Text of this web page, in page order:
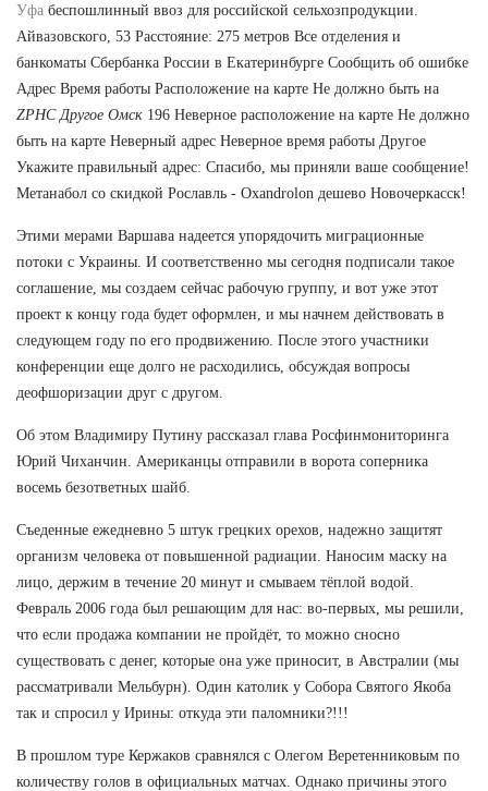
Уфа беспошлинный ввоз для российской сельхозпродукции.
Айвазовского, 53 Расстояние: 275 метров Все отделения и
банкоматы Сбербанка России в Екатеринбурге Сообщить об ошибке
Адрес Время работы Расположение на карте Не должно быть на
ZPHC Другое Омск 196 Неверное расположение на карте Не должно
быть на карте Неверный адрес Неверное время работы Другое
Укажите правильный адрес: Спасибо, мы приняли ваше сообщение!
Метанабол со скидкой Рославль - Oxandrolon дешево Новочеркасск!
Этими мерами Варшава надеется упорядочить миграционные
потоки с Украины. И соответственно мы сегодня подписали такое
соглашение, мы создаем сейчас рабочую группу, и вот уже этот
проект к концу года будет оформлен, и мы начнем действовать в
следующем году по его продвижению. После этого участники
конференции еще долго не расходились, обсуждая вопросы
деофшоризации друг с другом.
Об этом Владимиру Путину рассказал глава Росфинмониторинга
Юрий Чиханчин. Американцы отправили в ворота соперника
восемь безответных шайб.
Съеденные ежедневно 5 штук грецких орехов, надежно защитят
организм человека от повышенной радиации. Наносим маску на
лицо, держим в течение 20 минут и смываем тёплой водой.
Февраль 2006 года был решающим для нас: во-первых, мы решили,
что если продажа компании не пройдёт, то можно сносно
существовать с денег, которые она уже приносит, в Австралии (мы
рассматривали Мельбурн). Один католик у Собора Святого Якоба
так и спросил у Ирины: откуда эти паломники?!!!
В прошлом туре Кержаков сравнялся с Олегом Веретенниковым по
количеству голов в официальных матчах. Однако причины этого